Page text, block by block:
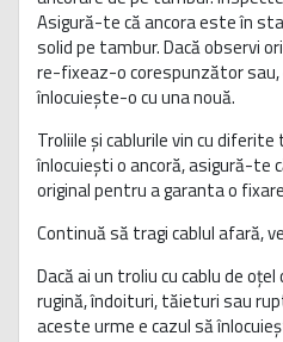
Asigură-te că ancora este în
solid pe tambur. Dacă observi
re-fixeaz-o corespunzător sau,
înlocuiește-o cu una nouă.
Troliile și cablurile vin cu
înlocuiești o ancoră, asigură-te
original pentru a garanta o
Continuă să tragi cablul afară,
Dacă ai un troliu cu cablu de
rugină, îndoituri, tăieturi sau
aceste urme e cazul să